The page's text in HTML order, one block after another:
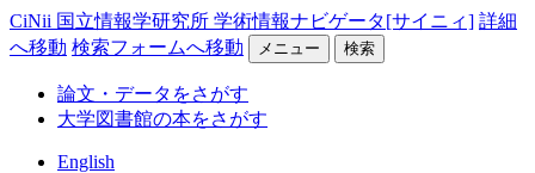
CiNii 国立情報学研究所 学術情報ナビゲータ[サイニィ] 詳細
へ移動 検索フォームへ移動 メニュー 検索
論文・データをさがす
大学図書館の本をさがす
English